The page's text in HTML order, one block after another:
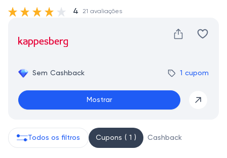
Sem Cashback 1 cupom
Mostrar
4 21 avaliações
Todos os filtros Cupons ( 1 ) Cashback